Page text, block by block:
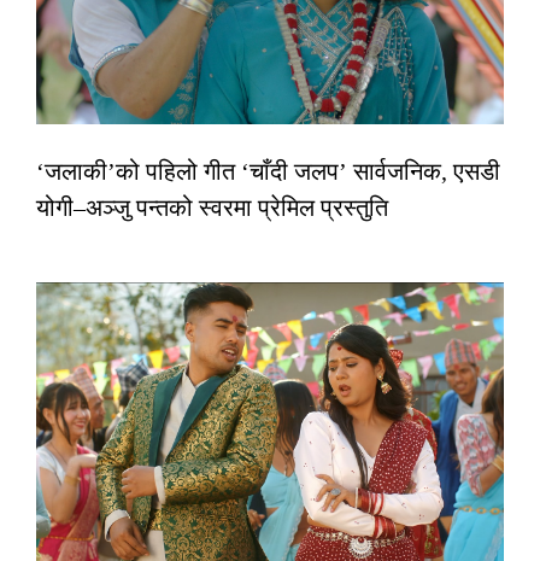
‘जलाकी’को पहिलो गीत ‘चाँदी जलप’ सार्वजनिक, एसडी
योगी–अञ्जु पन्तको स्वरमा प्रेमिल प्रस्तुति